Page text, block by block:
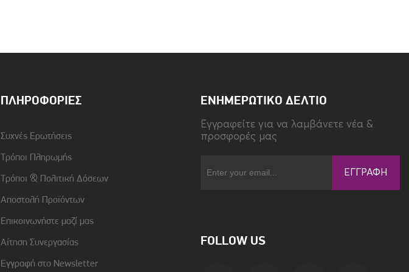
ΠΛΗΡΟΦΟΡΊΕΣ
Συχνές Ερωτήσεις
Τρόποι Πληρωμής
Τρόποι & Πολιτική Δόσεων
Αποστολή Προϊόντων
Επικοινωνήστε μαζί μας
Αίτηση Συνεργασίας
Εγγραφή στο Newsletter
ΕΝΗΜΕΡΩΤΙΚΌ ΔΕΛΤΊΟ
Eγγραφείτε για να λαμβάνετε νέα &
προσφορές μας
ΕΓΓΡΑΦΉ
FOLLOW US